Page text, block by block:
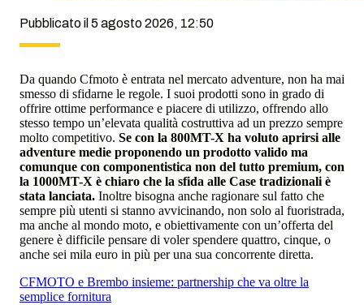
Pubblicato il 5 agosto 2026, 12:50
Da quando Cfmoto è entrata nel mercato adventure, non ha mai
smesso di sfidarne le regole. I suoi prodotti sono in grado di
offrire ottime performance e piacere di utilizzo, offrendo allo
stesso tempo un’elevata qualità costruttiva ad un prezzo sempre
molto competitivo. Se con la 800MT-X ha voluto aprirsi alle
adventure medie proponendo un prodotto valido ma
comunque con componentistica non del tutto premium, con
la 1000MT-X è chiaro che la sfida alle Case tradizionali è
stata lanciata. Inoltre bisogna anche ragionare sul fatto che
sempre più utenti si stanno avvicinando, non solo al fuoristrada,
ma anche al mondo moto, e obiettivamente con un’offerta del
genere è difficile pensare di voler spendere quattro, cinque, o
anche sei mila euro in più per una sua concorrente diretta.
CFMOTO e Brembo insieme: partnership che va oltre la
semplice fornitura